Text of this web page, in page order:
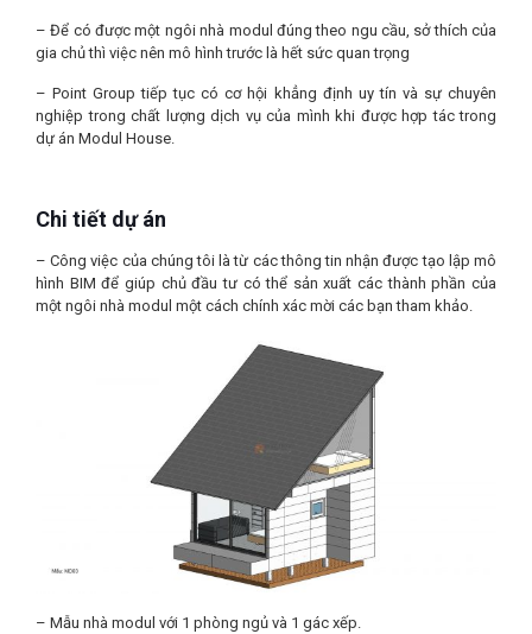
– Để có được một ngôi nhà modul đúng theo ngu cầu, sở thích của
gia chủ thì việc nên mô hình trước là hết sức quan trọng
– Point Group tiếp tục có cơ hội khẳng định uy tín và sự chuyên
nghiệp trong chất lượng dịch vụ của mình khi được hợp tác trong
dự án Modul House.
Chi tiết dự án
– Công việc của chúng tôi là từ các thông tin nhận được tạo lập mô
hình BIM để giúp chủ đầu tư có thể sản xuất các thành phần của
một ngôi nhà modul một cách chính xác mời các bạn tham khảo.
– Mẫu nhà modul với 1 phòng ngủ và 1 gác xếp.